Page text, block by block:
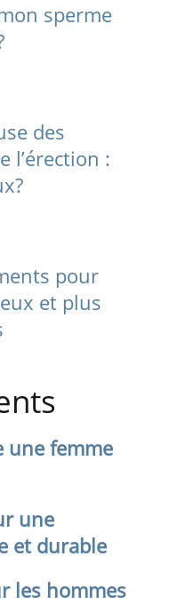
sperme
des
l’érection :
pour
et plus
une femme
une
et durable
les hommes